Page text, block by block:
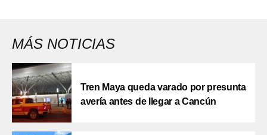
MÁS NOTICIAS
Tren Maya queda varado por presunta
avería antes de llegar a Cancún